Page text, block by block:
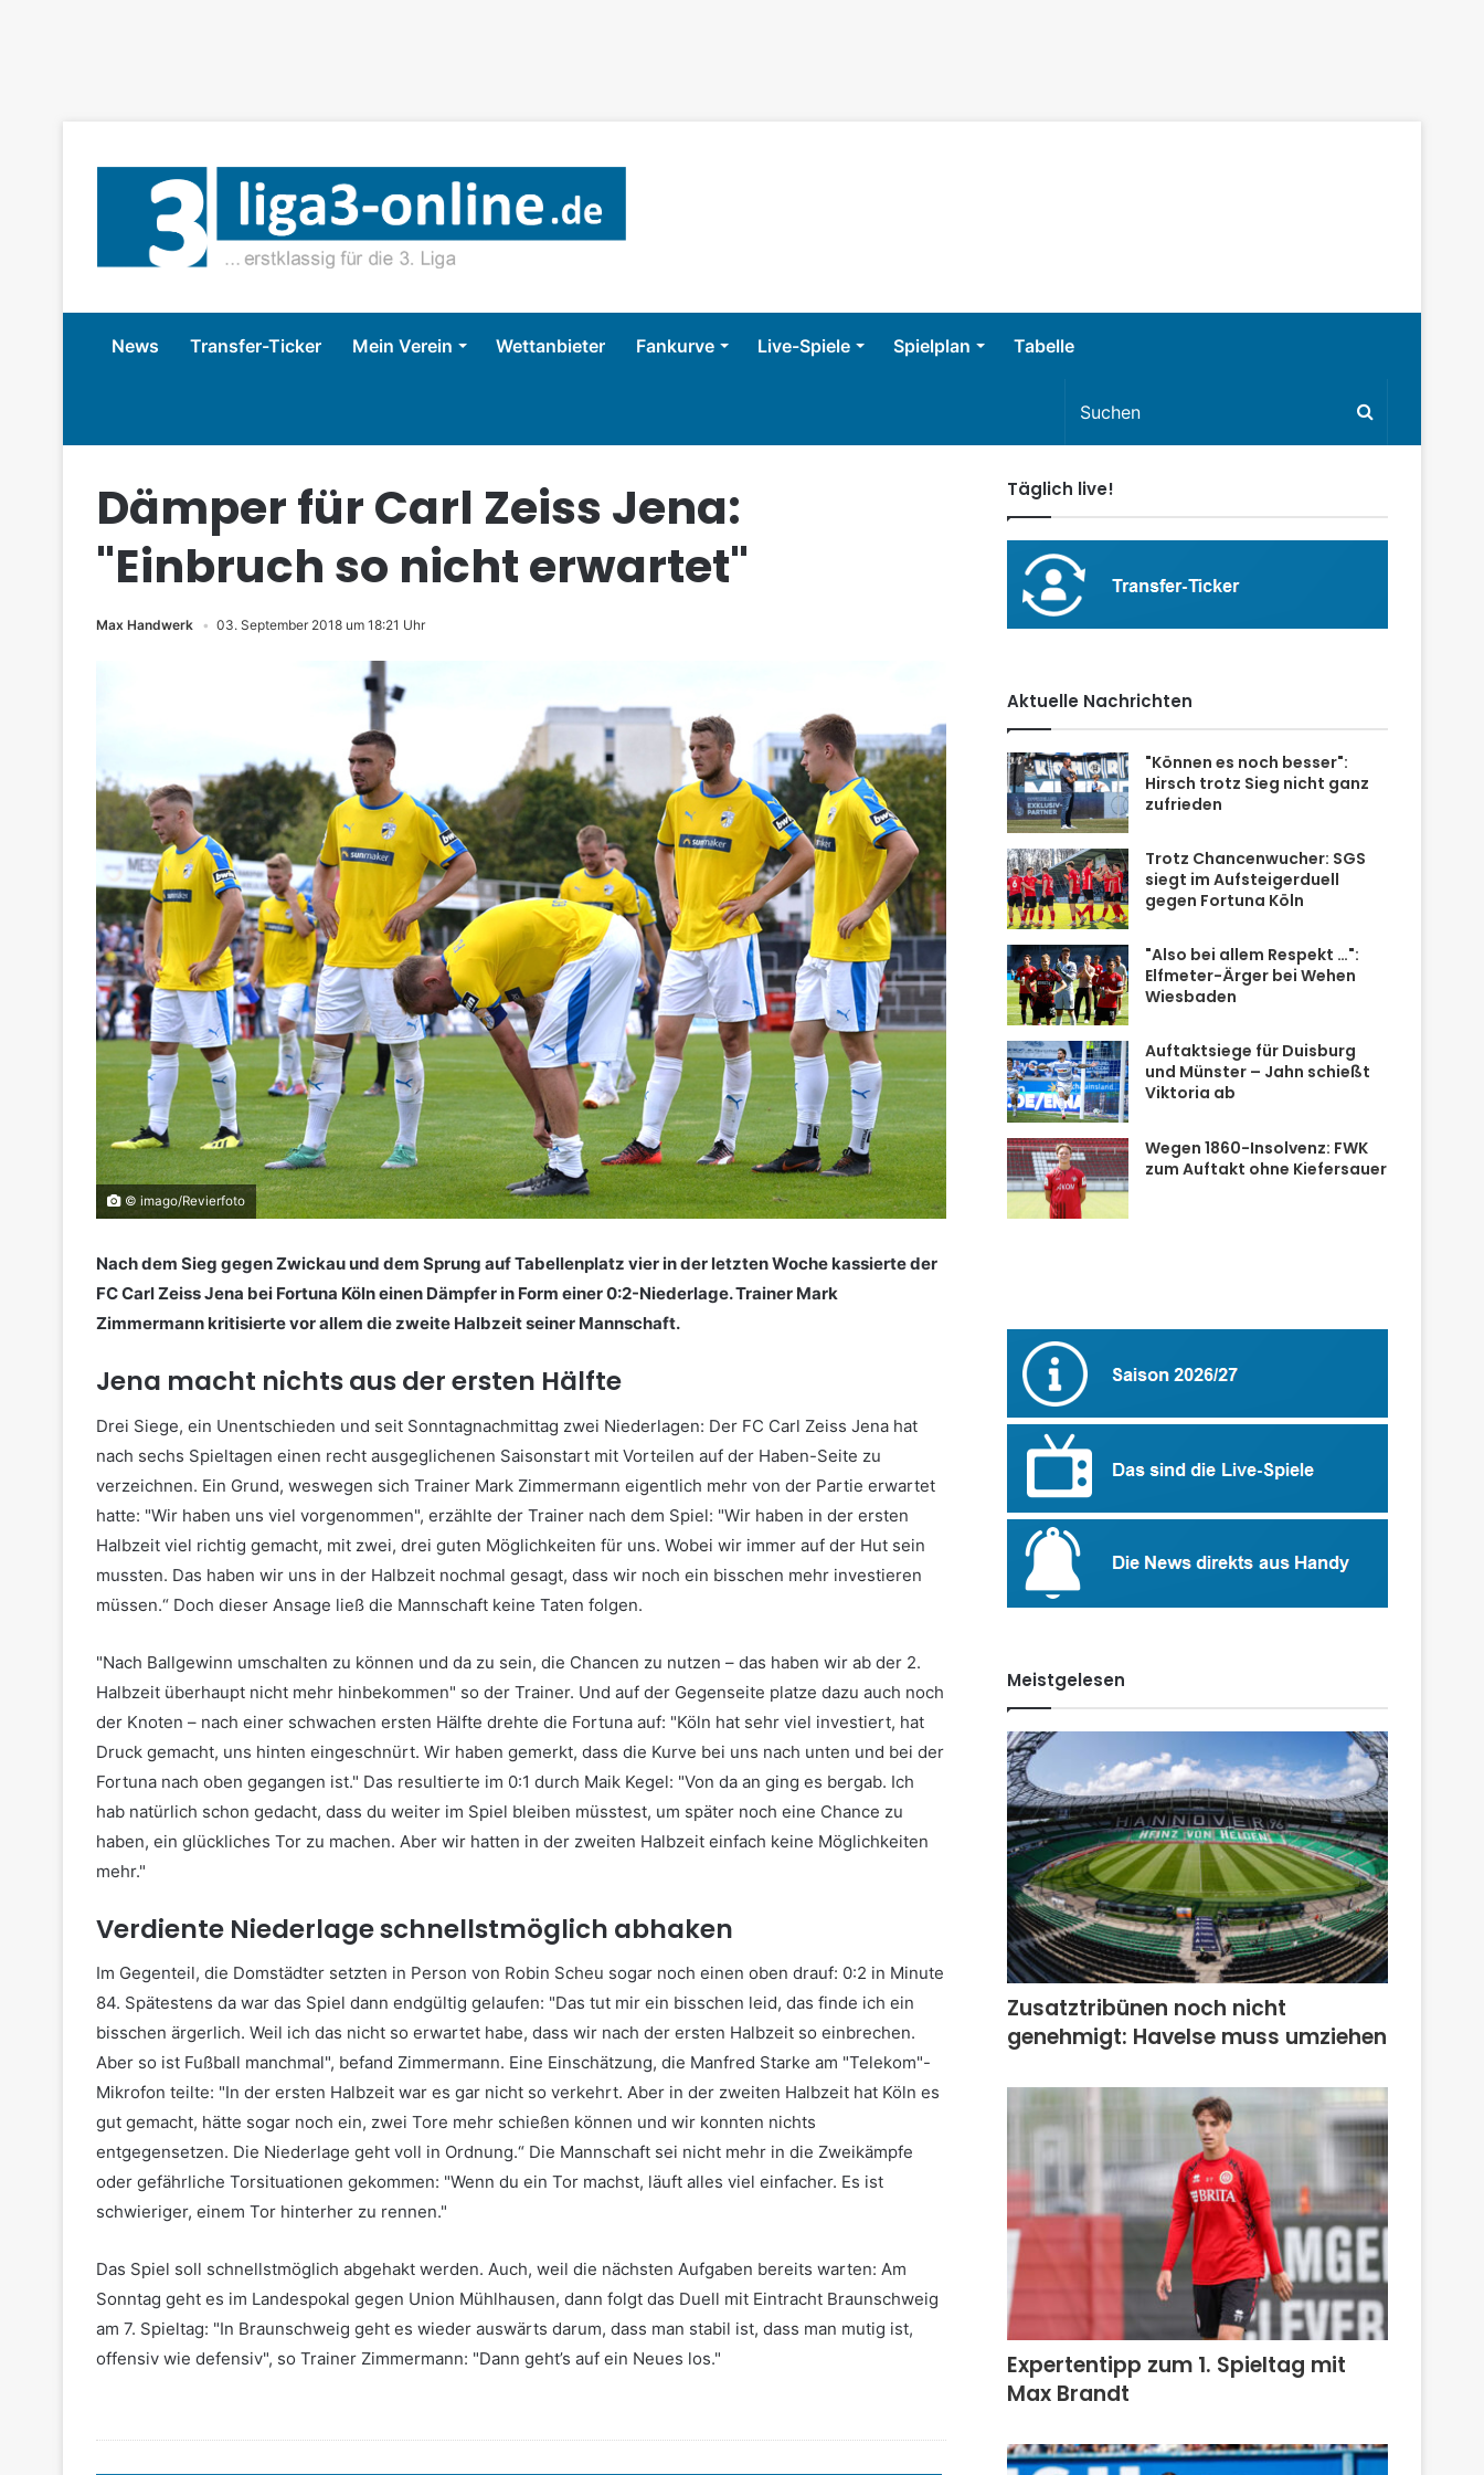
News Transfer-Ticker Mein Verein Wettanbieter Fankurve Live-Spiele Spielplan Tabelle
Dämper für Carl Zeiss Jena:
"Einbruch so nicht erwartet"
Max Handwerk 03. September 2018 um 18:21 Uhr
© imago/Revierfoto
Nach dem Sieg gegen Zwickau und dem Sprung auf Tabellenplatz vier in der letzten Woche kassierte der
FC Carl Zeiss Jena bei Fortuna Köln einen Dämpfer in Form einer 0:2-Niederlage. Trainer Mark
Zimmermann kritisierte vor allem die zweite Halbzeit seiner Mannschaft.
Jena macht nichts aus der ersten Hälfte
Drei Siege, ein Unentschieden und seit Sonntagnachmittag zwei Niederlagen: Der FC Carl Zeiss Jena hat
nach sechs Spieltagen einen recht ausgeglichenen Saisonstart mit Vorteilen auf der Haben-Seite zu
verzeichnen. Ein Grund, weswegen sich Trainer Mark Zimmermann eigentlich mehr von der Partie erwartet
hatte: "Wir haben uns viel vorgenommen", erzählte der Trainer nach dem Spiel: "Wir haben in der ersten
Halbzeit viel richtig gemacht, mit zwei, drei guten Möglichkeiten für uns. Wobei wir immer auf der Hut sein
mussten. Das haben wir uns in der Halbzeit nochmal gesagt, dass wir noch ein bisschen mehr investieren
müssen.“ Doch dieser Ansage ließ die Mannschaft keine Taten folgen.
"Nach Ballgewinn umschalten zu können und da zu sein, die Chancen zu nutzen – das haben wir ab der 2.
Halbzeit überhaupt nicht mehr hinbekommen" so der Trainer. Und auf der Gegenseite platze dazu auch noch
der Knoten – nach einer schwachen ersten Hälfte drehte die Fortuna auf: "Köln hat sehr viel investiert, hat
Druck gemacht, uns hinten eingeschnürt. Wir haben gemerkt, dass die Kurve bei uns nach unten und bei der
Fortuna nach oben gegangen ist." Das resultierte im 0:1 durch Maik Kegel: "Von da an ging es bergab. Ich
hab natürlich schon gedacht, dass du weiter im Spiel bleiben müsstest, um später noch eine Chance zu
haben, ein glückliches Tor zu machen. Aber wir hatten in der zweiten Halbzeit einfach keine Möglichkeiten
mehr."
Verdiente Niederlage schnellstmöglich abhaken
Im Gegenteil, die Domstädter setzten in Person von Robin Scheu sogar noch einen oben drauf: 0:2 in Minute
84. Spätestens da war das Spiel dann endgültig gelaufen: "Das tut mir ein bisschen leid, das finde ich ein
bisschen ärgerlich. Weil ich das nicht so erwartet habe, dass wir nach der ersten Halbzeit so einbrechen.
Aber so ist Fußball manchmal", befand Zimmermann. Eine Einschätzung, die Manfred Starke am "Telekom"-
Mikrofon teilte: "In der ersten Halbzeit war es gar nicht so verkehrt. Aber in der zweiten Halbzeit hat Köln es
gut gemacht, hätte sogar noch ein, zwei Tore mehr schießen können und wir konnten nichts
entgegensetzen. Die Niederlage geht voll in Ordnung.“ Die Mannschaft sei nicht mehr in die Zweikämpfe
oder gefährliche Torsituationen gekommen: "Wenn du ein Tor machst, läuft alles viel einfacher. Es ist
schwieriger, einem Tor hinterher zu rennen."
Das Spiel soll schnellstmöglich abgehakt werden. Auch, weil die nächsten Aufgaben bereits warten: Am
Sonntag geht es im Landespokal gegen Union Mühlhausen, dann folgt das Duell mit Eintracht Braunschweig
am 7. Spieltag: "In Braunschweig geht es wieder auswärts darum, dass man stabil ist, dass man mutig ist,
offensiv wie defensiv", so Trainer Zimmermann: "Dann geht’s auf ein Neues los."
Täglich live!
Aktuelle Nachrichten
"Können es noch besser":
Hirsch trotz Sieg nicht ganz
zufrieden
Trotz Chancenwucher: SGS
siegt im Aufsteigerduell
gegen Fortuna Köln
"Also bei allem Respekt …":
Elfmeter-Ärger bei Wehen
Wiesbaden
Auftaktsiege für Duisburg
und Münster – Jahn schießt
Viktoria ab
Wegen 1860-Insolvenz: FWK
zum Auftakt ohne Kiefersauer
Meistgelesen
Zusatztribünen noch nicht
genehmigt: Havelse muss umziehen
Expertentipp zum 1. Spieltag mit
Max Brandt